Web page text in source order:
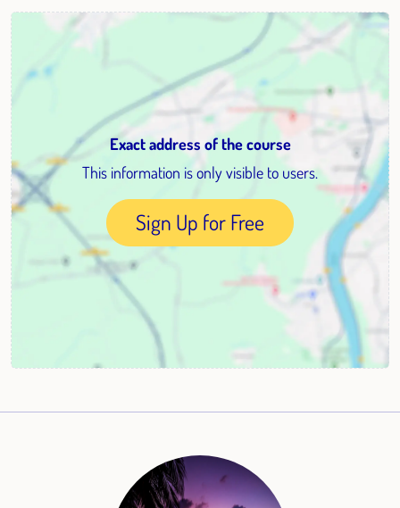
Exact address of the course
This information is only visible to users.
Sign Up for Free